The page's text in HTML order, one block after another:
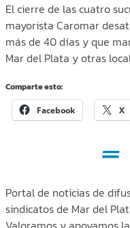
El cierre de las cuatro
mayorista Caromar
más de 40 días y que
Mar del Plata y otras
Comparte esto:
Facebook X
Portal de noticias de
sindicatos de Mar del